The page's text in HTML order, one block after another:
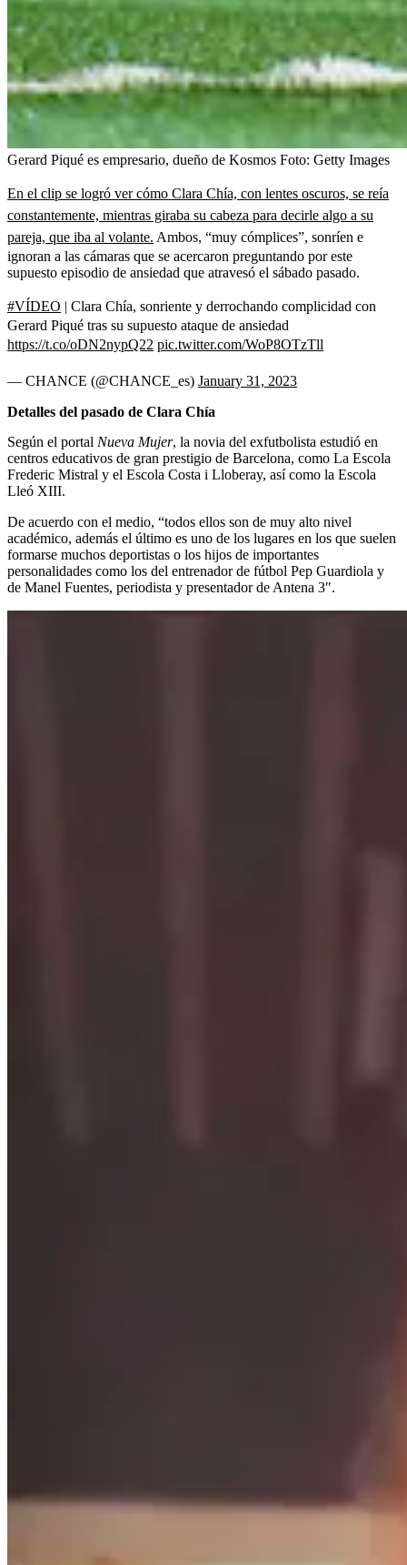
Gerard Piqué es empresario, dueño de Kosmos Foto: Getty Images
En el clip se logró ver cómo Clara Chía, con lentes oscuros, se reía
constantemente, mientras giraba su cabeza para decirle algo a su
pareja, que iba al volante. Ambos, “muy cómplices”, sonríen e
ignoran a las cámaras que se acercaron preguntando por este
supuesto episodio de ansiedad que atravesó el sábado pasado.
#VÍDEO | Clara Chía, sonriente y derrochando complicidad con
Gerard Piqué tras su supuesto ataque de ansiedad
https://t.co/oDN2nypQ22 pic.twitter.com/WoP8OTzTll
— CHANCE (@CHANCE_es) January 31, 2023
Detalles del pasado de Clara Chía
Según el portal Nueva Mujer, la novia del exfutbolista estudió en
centros educativos de gran prestigio de Barcelona, como La Escola
Frederic Mistral y el Escola Costa i Lloberay, así como la Escola
Lleó XIII.
De acuerdo con el medio, “todos ellos son de muy alto nivel
académico, además el último es uno de los lugares en los que suelen
formarse muchos deportistas o los hijos de importantes
personalidades como los del entrenador de fútbol Pep Guardiola y
de Manel Fuentes, periodista y presentador de Antena 3″.